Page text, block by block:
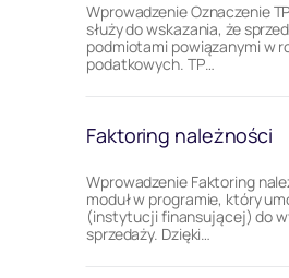
Wprowadzenie Oznaczenie
służy do wskazania, że
podmiotami powiązanymi w
podatkowych. TP…
Faktoring należności
Wprowadzenie Faktoring
moduł w programie, który
(instytucji finansującej) do
sprzedaży. Dzięki…